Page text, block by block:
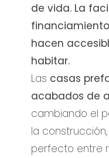
de vida. La
hacen
habitar.
Las casas
acabados de
cambiando el
la
perfecto entre